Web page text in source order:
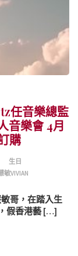
任音樂總監
音樂會 4月
購
生日
敏VIVIAN
哥，在踏入生
假香港藝 […]